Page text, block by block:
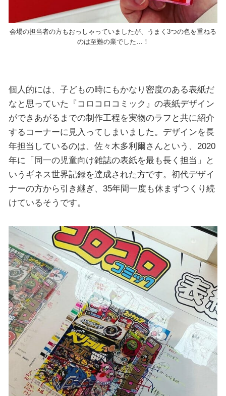
会場の担当者の方もおっしゃっていましたが、うまく3つの色を重ねる
のは至難の業でした…！
個人的には、子どもの時にもかなり密度のある表紙だ
なと思っていた『コロコロコミック』の表紙デザイン
ができあがるまでの制作工程を実物のラフと共に紹介
するコーナーに見入ってしまいました。デザインを長
年担当しているのは、佐々木多利爾さんという、2020
年に「同一の児童向け雑誌の表紙を最も長く担当」と
いうギネス世界記録を達成された方です。初代デザイ
ナーの方から引き継ぎ、35年間一度も休まずつくり続
けているそうです。